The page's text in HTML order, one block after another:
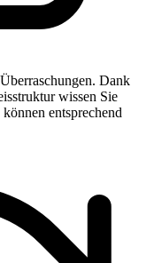
Dank
wissen Sie
entsprechend